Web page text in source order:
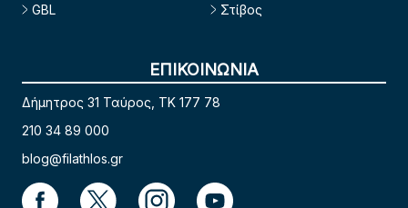
GBL
Στίβος
ΕΠΙΚΟΙΝΩΝΙΑ
Δήμητρος 31 Ταύρος, TK 177 78
210 34 89 000
blog@filathlos.gr